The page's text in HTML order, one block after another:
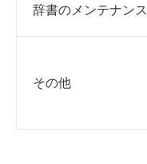
辞書のメンテナンス
その他